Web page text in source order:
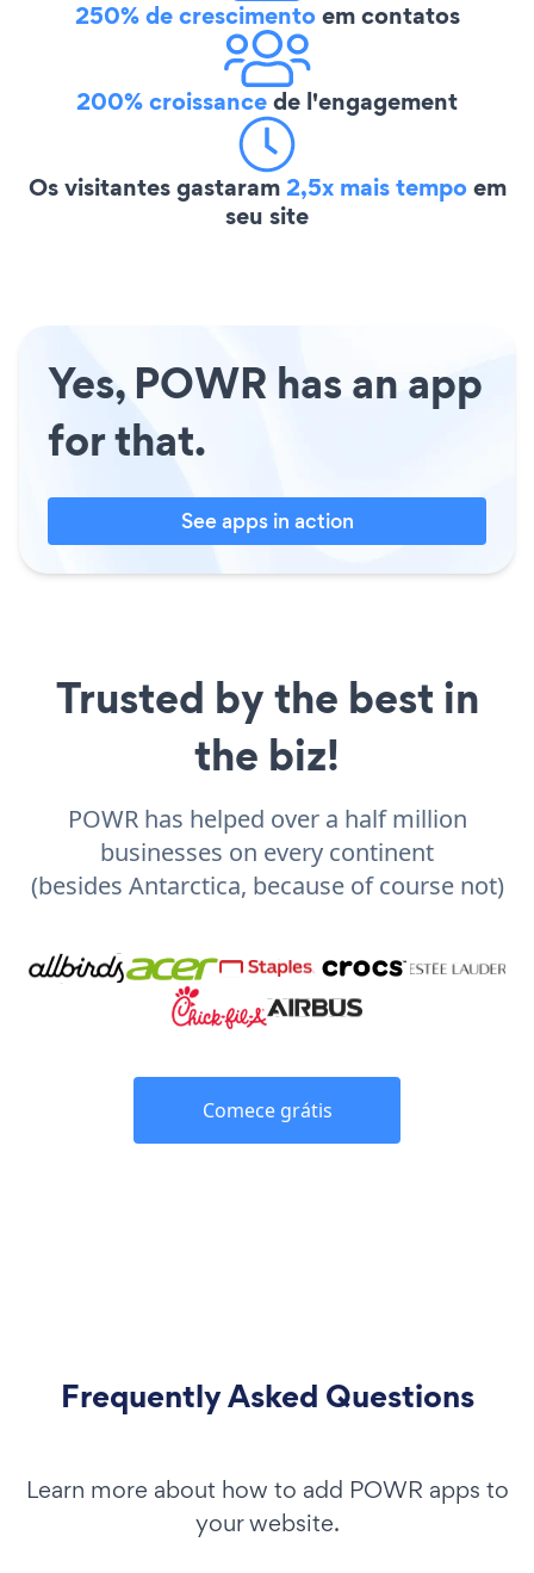
250% de crescimentoem contatos
200% croissancede l'engagement
Os visitantes gastaram2,5x mais tempoem
seu site
Yes, POWR has an app
for that.
See apps in action
Trusted by the best in
the biz!
POWR has helped over a half million
businesses on every continent
(besides Antarctica, because of course not)
Comece grátis
Frequently Asked Questions
Learn more about how to add POWR apps to
your website.